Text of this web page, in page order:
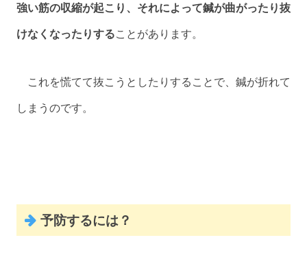
強い筋の収縮が起こり、それによって鍼が曲がったり抜
けなくなったりすることがあります。
これを慌てて抜こうとしたりすることで、鍼が折れて
しまうのです。
予防するには？